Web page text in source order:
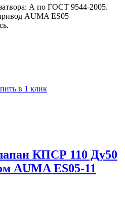
А по ГОСТ 9544-2005.
AUMA ES05
в 1 клик
КПСР 110 Ду50
AUMA ES05-11